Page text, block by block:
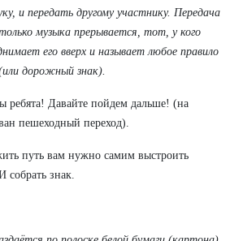
и передать другому участнику. Передача
музыка прерывается, тот, у кого
его вверх и называет любое правило
дорожный знак).
ребята! Давайте пойдем дальше! (на
пешеходный переход).
путь вам нужно самим выстроить
собрать знак.